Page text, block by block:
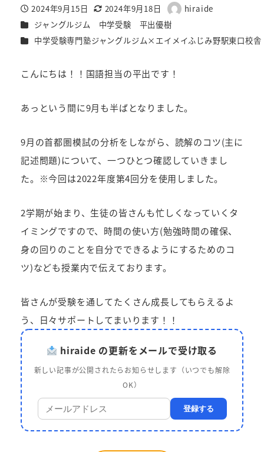
投稿日
2024年9月15日
更新日
2024年9月18日
著
者
hiraide
カテゴリー
ジャングルジム 中学受験 平出優樹
カテゴリー
中学受験専門塾ジャングルジム×エイメイふじみ野駅東口校舎
こんにちは！！国語担当の平出です！
あっという間に9月も半ばとなりました。
9月の首都圏模試の分析をしながら、読解のコツ(主に
記述問題)について、一つひとつ確認していきまし
た。※今回は2022年度第4回分を使用しました。
2学期が始まり、生徒の皆さんも忙しくなっていくタ
イミングですので、時間の使い方(勉強時間の確保、
身の回りのことを自分でできるようにするためのコ
ツ)なども授業内で伝えております。
皆さんが受験を通してたくさん成長してもらえるよ
う、日々サポートしてまいります！！
hiraide の更新をメールで受け取る
新しい記事が公開されたらお知らせします（いつでも解除
OK）
登録する